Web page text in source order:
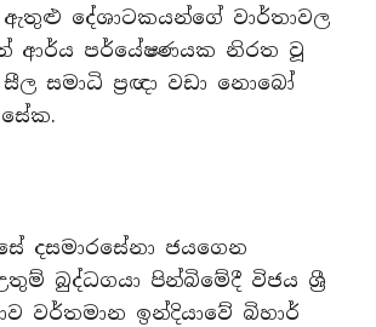
දේශාටකයන්ගේ වාර්තාවල
ආර්ය පර්යේෂණයක නිරත වූ
සමාධි ප්‍රඥා වඩා නොබෝ
දසමාරසේනා ජයගෙන
බුද්ධගයා පින්බිමේදී විජය ශ්‍රී
වර්තමාන ඉන්දියාවේ බිහාර්